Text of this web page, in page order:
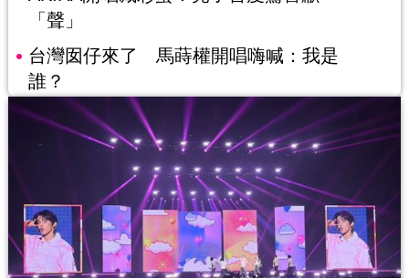
「聲」
台灣囡仔來了 馬蒔權開唱嗨喊：我是
誰？